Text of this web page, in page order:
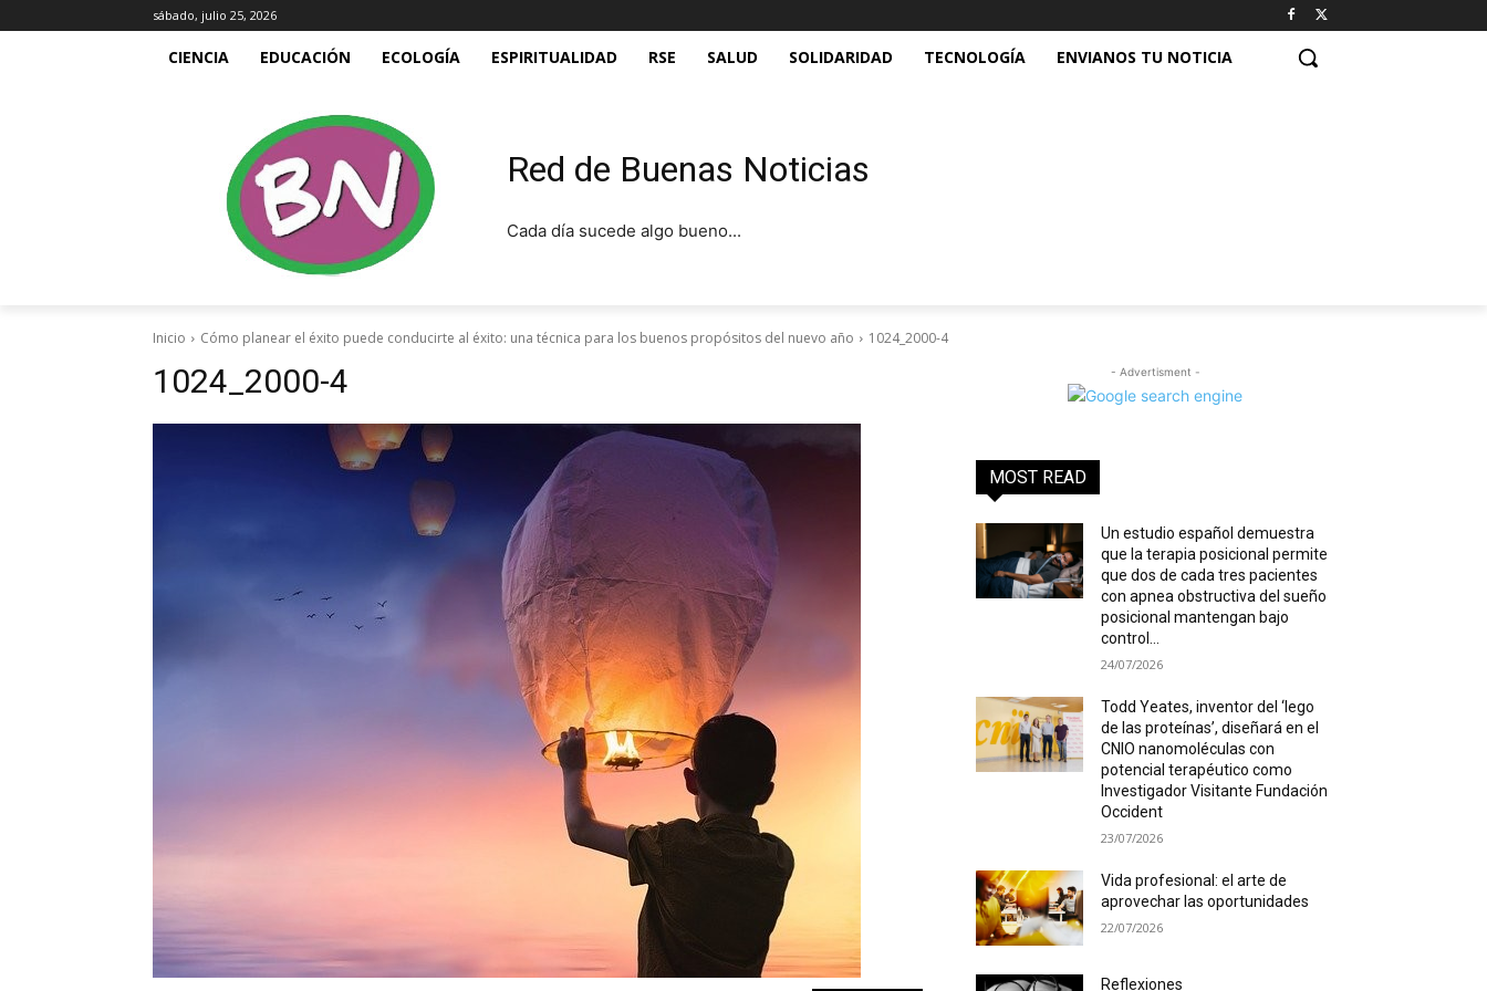
sábado, julio 25, 2026
CIENCIA EDUCACIÓN ECOLOGÍA ESPIRITUALIDAD RSE SALUD SOLIDARIDAD TECNOLOGÍA ENVIANOS TU NOTICIA
Red de Buenas Noticias
Cada día sucede algo bueno...
Inicio Cómo planear el éxito puede conducirte al éxito: una técnica para los buenos propósitos del nuevo año 1024_2000-4
1024_2000-4 - Advertisment -
MOST READ
Un estudio español demuestra
que la terapia posicional permite
que dos de cada tres pacientes
con apnea obstructiva del sueño
posicional mantengan bajo
control...
24/07/2026
Todd Yeates, inventor del ‘lego
de las proteínas’, diseñará en el
CNIO nanomoléculas con
potencial terapéutico como
Investigador Visitante Fundación
Occident
23/07/2026
Vida profesional: el arte de
aprovechar las oportunidades
22/07/2026
Reflexiones